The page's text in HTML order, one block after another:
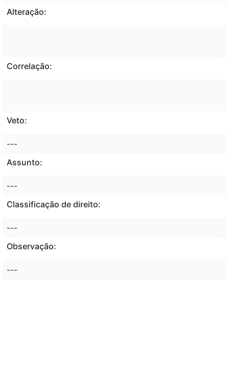
Alteração:
Correlação:
Veto:
---
Assunto:
---
Classificação de direito:
---
Observação:
---